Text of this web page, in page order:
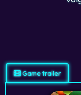
Game trailer